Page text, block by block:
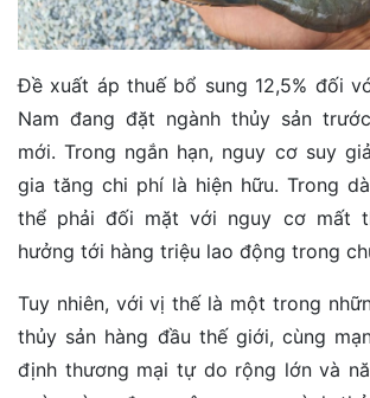
Đề xuất áp thuế bổ sung 12,5% đối
Nam đang đặt ngành thủy sản
mới. Trong ngắn hạn, nguy cơ suy
gia tăng chi phí là hiện hữu. Trong
thể phải đối mặt với nguy cơ mất
hưởng tới hàng triệu lao động trong
Tuy nhiên, với vị thế là một trong
thủy sản hàng đầu thế giới, cùng
định thương mại tự do rộng lớn và